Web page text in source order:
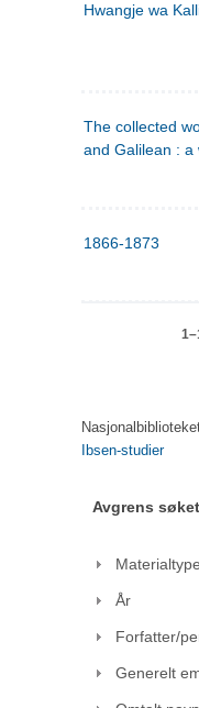
Hwangje wa
The collected
and Galilean : a
1866-1873
Ibsen-studier
Avgrens søket
År
Forfatter/
Generelt